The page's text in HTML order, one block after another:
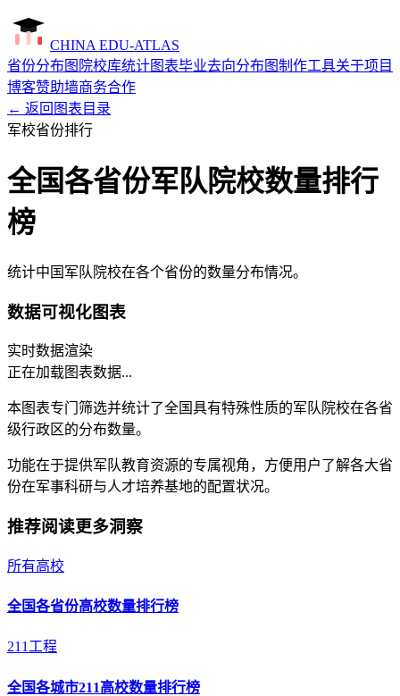
CHINA EDU-ATLAS
省份分布图 院校库统计图表毕业去向分布图制作工具关于项目
博客赞助墙商务合作
← 返回图表目录
军校省份排行
全国各省份军队院校数量排行
榜
统计中国军队院校在各个省份的数量分布情况。
数据可视化图表
实时数据渲染
正在加载图表数据...
本图表专门筛选并统计了全国具有特殊性质的军队院校在各省
级行政区的分布数量。
功能在于提供军队教育资源的专属视角，方便用户了解各大省
份在军事科研与人才培养基地的配置状况。
推荐阅读更多洞察
所有高校
全国各省份高校数量排行榜
211工程
全国各城市211高校数量排行榜